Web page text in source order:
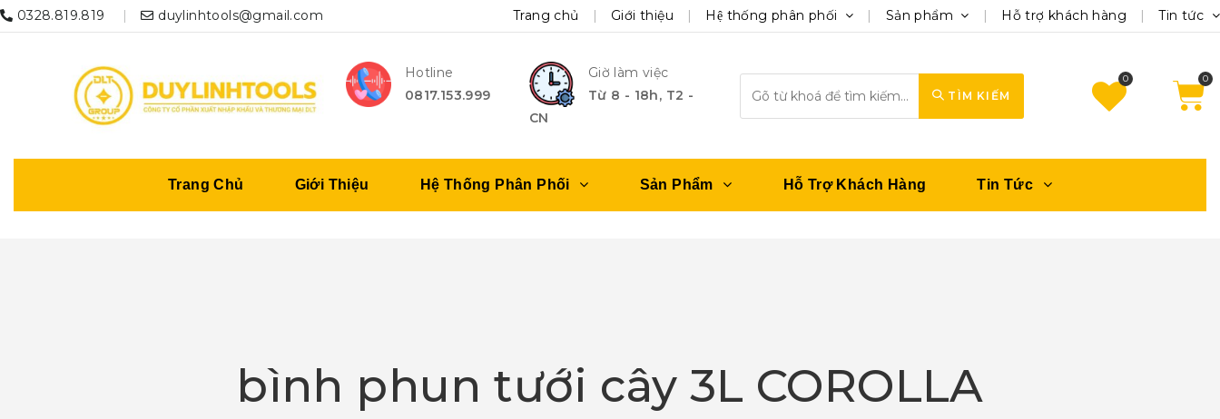
Trang chủ Giới thiệu Hệ thống phân phối Sản phẩm Hỗ trợ khách hàng Tin tức
0328.819.819 duylinhtools@gmail.com
Hotline
0817.153.999
Giờ làm việc
Từ 8 - 18h, T2 -
CN
TÌM KIẾM
0
Trang Chủ Giới Thiệu Hệ Thống Phân Phối Sản Phẩm Hỗ Trợ Khách Hàng Tin Tức
bình phun tưới cây 3L COROLLA